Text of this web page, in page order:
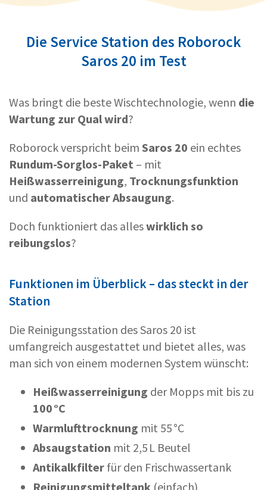
Die Service Station des Roborock
Saros 20 im Test
Was bringt die beste Wischtechnologie, wenn die
Wartung zur Qual wird?
Roborock verspricht beim Saros 20 ein echtes
Rundum-Sorglos-Paket – mit
Heißwasserreinigung, Trocknungsfunktion
und automatischer Absaugung.
Doch funktioniert das alleswirklich so
reibungslos?
Funktionen im Überblick – das steckt in der
Station
Die Reinigungsstation des Saros 20 ist
umfangreich ausgestattet und bietet alles, was
man sich von einem modernen System wünscht:
Heißwasserreinigung der Mopps mit bis zu
100 °C
Warmlufttrocknung mit 55 °C
Absaugstation mit 2,5 L Beutel
Antikalkfilter für den Frischwassertank
Reinigungsmitteltank (einfach)